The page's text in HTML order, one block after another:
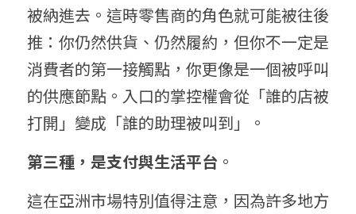
被納進去。這時零售商的角色就可能被往後
推：你仍然供貨、仍然履約，但你不一定是
消費者的第一接觸點，你更像是一個被呼叫
的供應節點。入口的掌控權會從「誰的店被
打開」變成「誰的助理被叫到」。
第三種，是支付與生活平台 。
這在亞洲市場特別值得注意，因為許多地方